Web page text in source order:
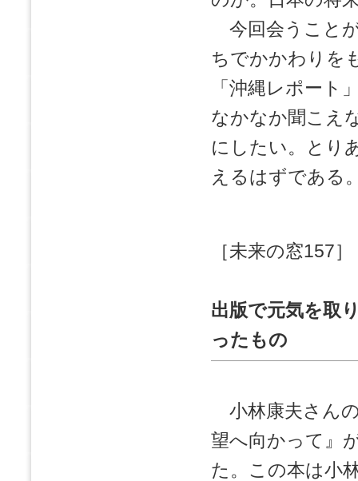
今回会うこと
ちでかかわりを
「沖縄レポー
なかなか聞こえ
にしたい。とり
えるはずである
［未来の窓157］
出版で元気を取
ったもの
小林康夫さん
望へ向かって』
た。この本は小